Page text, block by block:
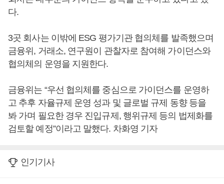
다.
3곳 회사는 이밖에 ESG 평가기관 협의체를 발족했으며
금융위, 거래소, 연구원이 관찰자로 참여해 가이던스와
협의체의 운영을 지원한다.
금융위는 “우선 협의체를 중심으로 가이던스를 운영하
고 추후 자율규제 운영 성과 및 글로벌 규제 동향 등을
봐 가며 필요한 경우 진입규제, 행위규제 등의 법제화를
검토할 예정”이라고 말했다. 차화영 기자
인기기사